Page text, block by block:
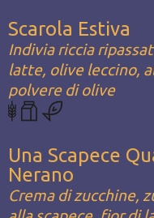
Scarola Estiva
Indivia riccia
latte, olive leccino,
polvere di olive
Una Scapece
Nerano
Crema di zucchine,